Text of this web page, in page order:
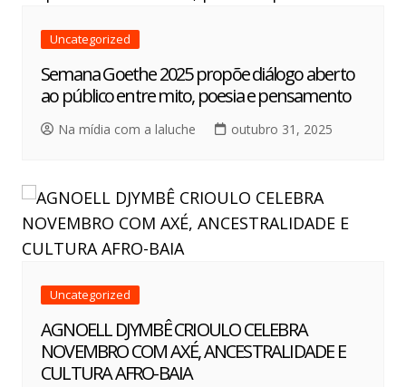
Uncategorized
Semana Goethe 2025 propõe diálogo aberto
ao público entre mito, poesia e pensamento
Na mídia com a laluche outubro 31, 2025
Uncategorized
AGNOELL DJYMBÊ CRIOULO CELEBRA
NOVEMBRO COM AXÉ, ANCESTRALIDADE E
CULTURA AFRO-BAIA